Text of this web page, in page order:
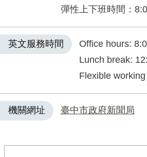
彈性上下班時間：
英文服務時間
Office hours:
Lunch break:
Flexible
機關網址 臺中市政府新聞局